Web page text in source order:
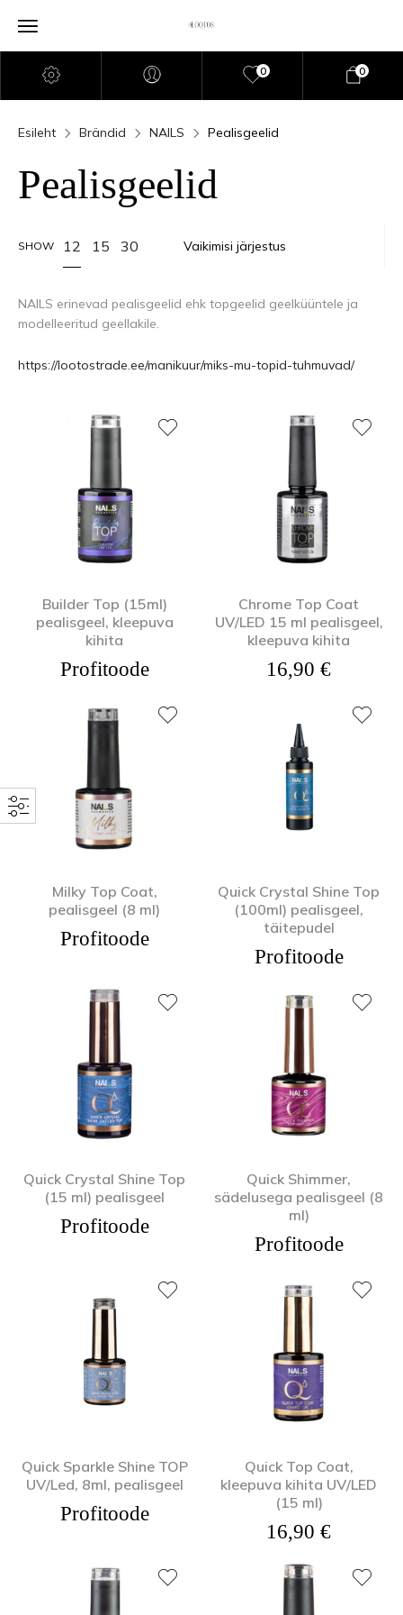
0 0
Esileht Brändid NAILS Pealisgeelid
Pealisgeelid
SHOW 12 15 30
NAILS erinevad pealisgeelid ehk topgeelid geelküüntele ja
modelleeritud geellakile.
https://lootostrade.ee/manikuur/miks-mu-topid-tuhmuvad/
Builder Top (15ml)
pealisgeel, kleepuva
kihita
Profitoode
Chrome Top Coat
UV/LED 15 ml pealisgeel,
kleepuva kihita
16,90 €
Milky Top Coat,
pealisgeel (8 ml)
Profitoode
Quick Crystal Shine Top
(100ml) pealisgeel,
täitepudel
Profitoode
Quick Crystal Shine Top
(15 ml) pealisgeel
Profitoode
Quick Shimmer,
sädelusega pealisgeel (8
ml)
Profitoode
Quick Sparkle Shine TOP
UV/Led, 8ml, pealisgeel
Profitoode
Quick Top Coat,
kleepuva kihita UV/LED
(15 ml)
16,90 €